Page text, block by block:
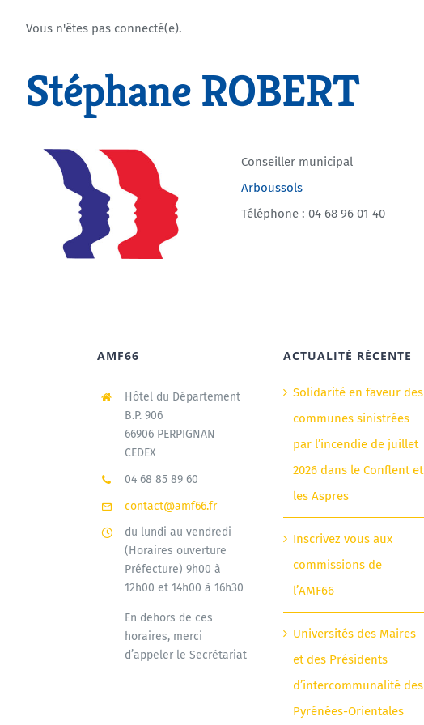
Vous n'êtes pas connecté(e).
Stéphane ROBERT
Conseiller municipal
Arboussols
Téléphone : 04 68 96 01 40
AMF66
Hôtel du Département
B.P. 906
66906 PERPIGNAN
CEDEX
04 68 85 89 60
contact@amf66.fr
du lundi au vendredi
(Horaires ouverture
Préfecture) 9h00 à
12h00 et 14h00 à 16h30
En dehors de ces
horaires, merci
d’appeler le Secrétariat
ACTUALITÉ RÉCENTE
Solidarité en faveur des
communes sinistrées
par l’incendie de juillet
2026 dans le Conflent et
les Aspres
Inscrivez vous aux
commissions de
l’AMF66
Universités des Maires
et des Présidents
d’intercommunalité des
Pyrénées-Orientales